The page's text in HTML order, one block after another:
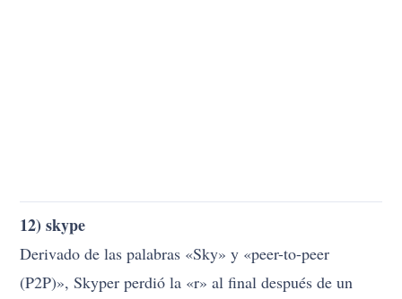
12) skype
Derivado de las palabras «Sky» y «peer-to-peer
(P2P)», Skyper perdió la «r» al final después de un